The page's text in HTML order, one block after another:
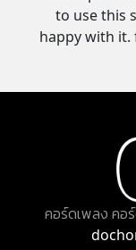
to use this
happy with
คอร์ดเพลง คอ